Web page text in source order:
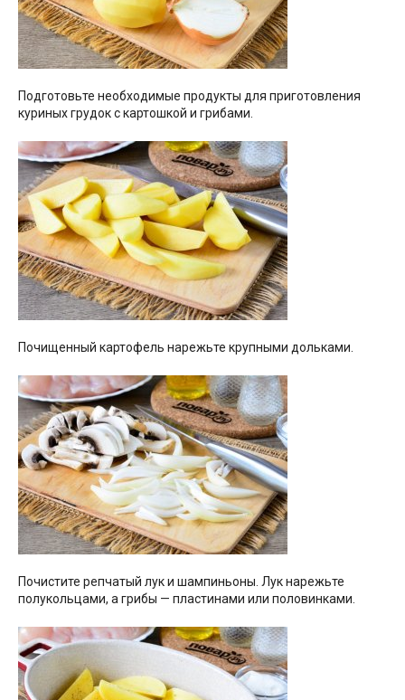
Подготовьте необходимые продукты для приготовления
куриных грудок с картошкой и грибами.
Почищенный картофель нарежьте крупными дольками.
Почистите репчатый лук и шампиньоны. Лук нарежьте
полукольцами, а грибы — пластинами или половинками.